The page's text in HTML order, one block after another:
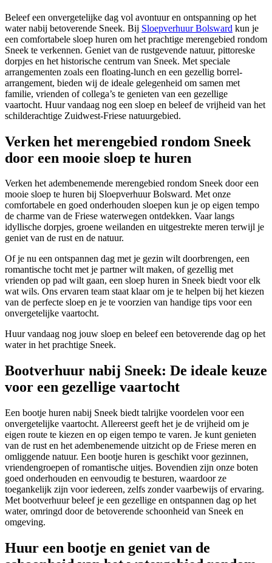
Beleef een onvergetelijke dag vol avontuur en ontspanning op het
water nabij betoverende Sneek. Bij Sloepverhuur Bolsward kun je
een comfortabele sloep huren om het prachtige merengebied rondom
Sneek te verkennen. Geniet van de rustgevende natuur, pittoreske
dorpjes en het historische centrum van Sneek. Met speciale
arrangementen zoals een floating-lunch en een gezellig borrel-
arrangement, bieden wij de ideale gelegenheid om samen met
familie, vrienden of collega’s te genieten van een gezellige
vaartocht. Huur vandaag nog een sloep en beleef de vrijheid van het
schilderachtige Zuidwest-Friese natuurgebied.
Verken het merengebied rondom Sneek
door een mooie sloep te huren
Verken het adembenemende merengebied rondom Sneek door een
mooie sloep te huren bij Sloepverhuur Bolsward. Met onze
comfortabele en goed onderhouden sloepen kun je op eigen tempo
de charme van de Friese waterwegen ontdekken. Vaar langs
idyllische dorpjes, groene weilanden en uitgestrekte meren terwijl je
geniet van de rust en de natuur.
Of je nu een ontspannen dag met je gezin wilt doorbrengen, een
romantische tocht met je partner wilt maken, of gezellig met
vrienden op pad wilt gaan, een sloep huren in Sneek biedt voor elk
wat wils. Ons ervaren team staat klaar om je te helpen bij het kiezen
van de perfecte sloep en je te voorzien van handige tips voor een
onvergetelijke vaartocht.
Huur vandaag nog jouw sloep en beleef een betoverende dag op het
water in het prachtige Sneek.
Bootverhuur nabij Sneek: De ideale keuze
voor een gezellige vaartocht
Een bootje huren nabij Sneek biedt talrijke voordelen voor een
onvergetelijke vaartocht. Allereerst geeft het je de vrijheid om je
eigen route te kiezen en op eigen tempo te varen. Je kunt genieten
van de rust en het adembenemende uitzicht op de Friese meren en
omliggende natuur. Een bootje huren is geschikt voor gezinnen,
vriendengroepen of romantische uitjes. Bovendien zijn onze boten
goed onderhouden en eenvoudig te besturen, waardoor ze
toegankelijk zijn voor iedereen, zelfs zonder vaarbewijs of ervaring.
Met bootverhuur beleef je een gezellige en ontspannen dag op het
water, omringd door de betoverende schoonheid van Sneek en
omgeving.
Huur een bootje en geniet van de